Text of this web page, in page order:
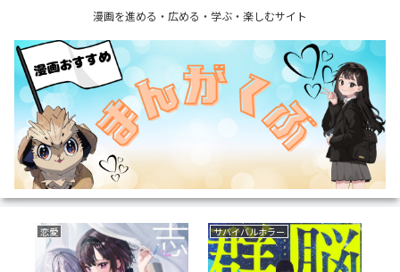
漫画を進める・広める・学ぶ・楽しむサイト
恋愛 サバイバルホラー